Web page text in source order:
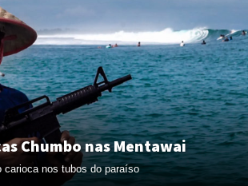
Chumbo nas Mentawai
carioca nos tubos do paraíso